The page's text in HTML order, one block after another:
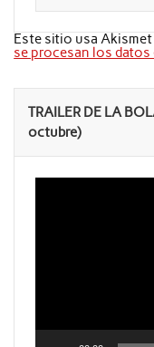
Este sitio usa
se procesan los
TRAILER DE LA
octubre)
Reproductor